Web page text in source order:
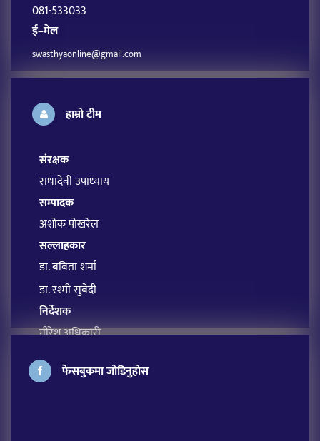
081-533033
ई–मेल
swasthyaonline@gmail.com
हाम्रो टीम
संरक्षक
राधादेवी उपाध्याय
सम्पादक
अशोक पोखरेल
सल्लाहकार
डा. बबिता शर्मा
डा. रश्मी सुबेदी
निर्देशक
मीरेश अधिकारी
सावित्रा आचार्य
फेसबुकमा जोडिनुहोस